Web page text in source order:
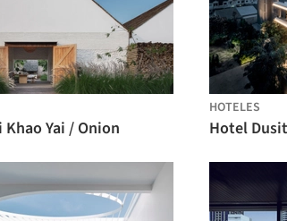
Yai / Onion
HOTELES
Hotel